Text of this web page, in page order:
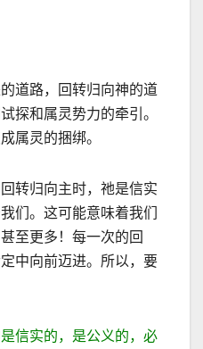
道路，回转归向神的道
探和属灵势力的牵引。
属灵的捆绑。
转归向主时，祂是信实
们。这可能意味着我们
至更多！每一次的回
中向前迈进。所以，要
信实的，是公义的，必